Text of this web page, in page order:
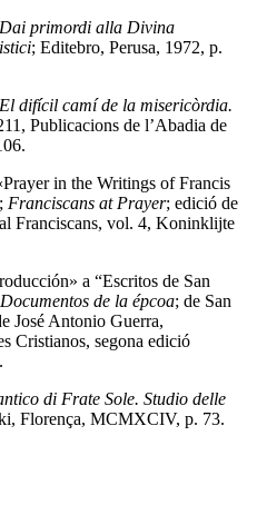
primordi alla Divina
; Editebro, Perusa, 1972, p.
El difícil camí de la misericòrdia.
Publicacions de l’Abadia de
in the Writings of Francis
Franciscans at Prayer; edició de
Franciscans, vol. 4, Koninklijte
a “Escritos de San
de la épcoa; de San
José Antonio Guerra,
Cristianos, segona edició
di Frate Sole. Studio delle
Florença, MCMXCIV, p. 73.